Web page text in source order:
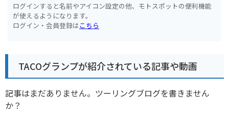
ログインすると名前やアイコン設定の他、モトスポットの便利機能
が使えるようになります。
ログイン・会員登録はこちら
TACOグランプが紹介されている記事や動画
記事はまだありません。ツーリングブログを書きません
か？